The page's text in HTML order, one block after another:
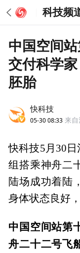
科技频
中国空间
交付科学
胚胎
快科技
05-30 08:33 来
快科技5月30
组搭乘神舟二
陆场成功着陆
身体状态良好
中国空间站第
舟二十二号飞